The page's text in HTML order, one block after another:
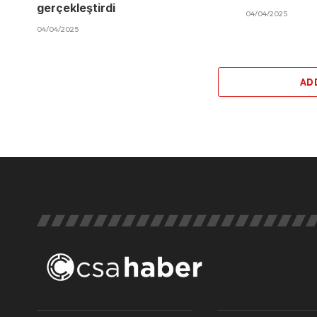
gerçekleştirdi
04/04/2025
04/04/2025